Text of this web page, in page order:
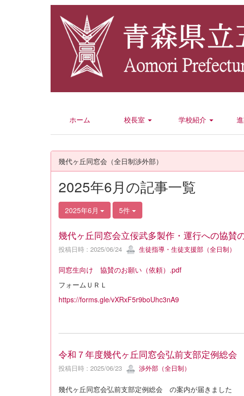
ホーム 校長室 学校紹介
幾代ヶ丘同窓会（全日制渉外部）
2025年6月の記事一覧
2025年6月 5件
幾代ヶ丘同窓会立佞武多製作・運行への協賛
投稿日時 : 2025/06/24 生徒指導・生徒支援部（全日制）
同窓生向け 協賛のお願い（依頼）.pdf
フォームＵＲＬ
https://forms.gle/vXRxF5r9boUhc3nA9
令和７年度幾代ヶ丘同窓会弘前支部定例総会
投稿日時 : 2025/06/23 渉外部（全日制）
幾代ヶ丘同窓会弘前支部定例総会 の案内が届きました